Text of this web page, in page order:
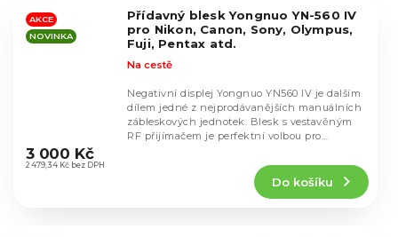
hvězdiček.
AKCE
NOVINKA
Přídavný blesk Yongnuo YN-560 IV
pro Nikon, Canon, Sony, Olympus,
Fuji, Pentax atd.
hodnocení
produktu
Na cestě
2 479,34 Kč bez DPH
3 000 Kč
Do košíku
Negativní displej Yongnuo YN560 IV je dalším
dílem jedné z nejprodávanějších manuálních
zábleskových jednotek. Blesk s vestavěným
RF přijímačem je perfektní volbou pro